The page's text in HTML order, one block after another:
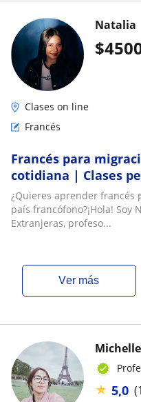
$
Natalia
Clases on line
Francés
Francés para
cotidiana | Clases
¿Quieres aprender francés
país francófono?¡Hola! Soy
Extranjeras, profeso...
ver más
Michelle
★ 5,0